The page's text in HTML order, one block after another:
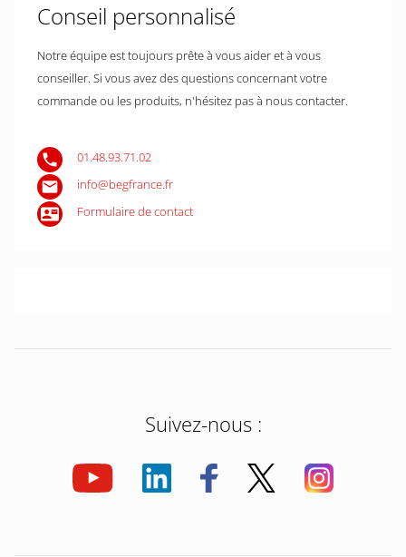
Conseil personnalisé
Notre équipe est toujours prête à vous aider et à vous
conseiller. Si vous avez des questions concernant votre
commande ou les produits, n'hésitez pas à nous contacter.
01.48.93.71.02
info@begfrance.fr
Formulaire de contact
Suivez-nous :